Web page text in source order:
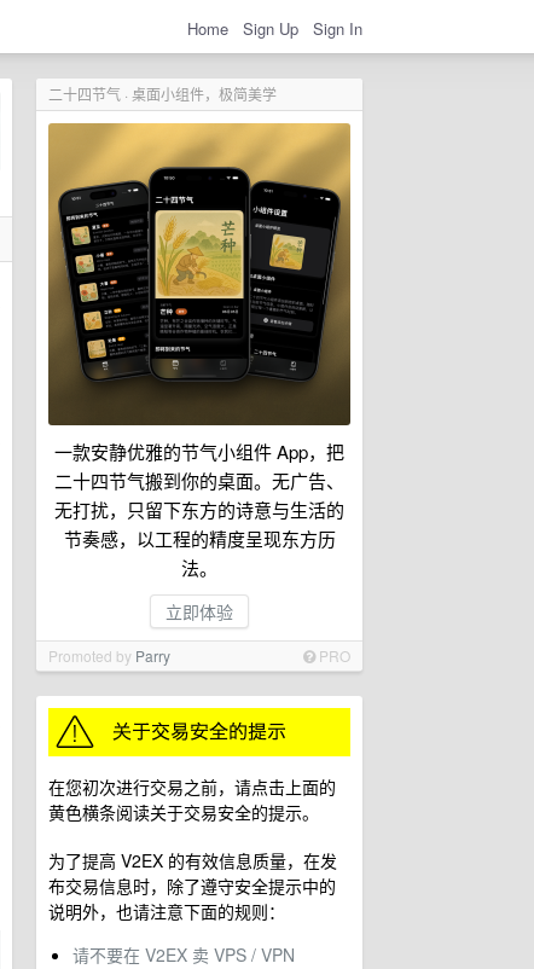
Home Sign Up Sign In
二十四节气 · 桌面小组件，极简美学
一款安静优雅的节气小组件 App，把
二十四节气搬到你的桌面。无广告、
无打扰，只留下东方的诗意与生活的
节奏感，以工程的精度呈现东方历
法。
立即体验
Promoted by Parry PRO
在您初次进行交易之前，请点击上面的
黄色横条阅读关于交易安全的提示。
为了提高 V2EX 的有效信息质量，在发
布交易信息时，除了遵守安全提示中的
说明外，也请注意下面的规则：
请不要在 V2EX 卖 VPS / VPN